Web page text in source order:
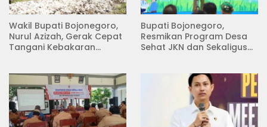
Wakil Bupati Bojonegoro,
Nurul Azizah, Gerak Cepat
Tangani Kebakaran
Bupati Bojonegoro,
Resmikan Program Desa
Sehat JKN dan Sekaligus